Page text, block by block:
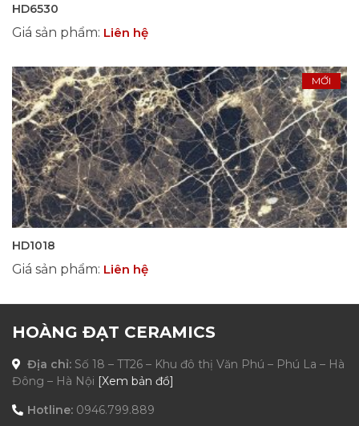
HD6530
Giá sản phẩm: Liên hệ
MỚI
HD1018
Giá sản phẩm: Liên hệ
HOÀNG ĐẠT CERAMICS
Địa chỉ: Số 18 – TT26 – Khu đô thị Văn Phú – Phú La – Hà
Đông – Hà Nội [Xem bản đồ]
Hotline: 0946.799.889